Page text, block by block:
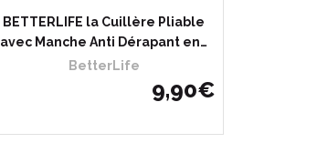
BETTERLIFE la Cuillère Pliable
avec Manche Anti Dérapant en…
BetterLife
9,90€